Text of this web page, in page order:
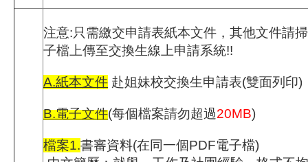
注意:只需繳交申請表紙本文件，其他文件請
子檔上傳至交換生線上申請系統!!
A.紙本文件 赴姐妹校交換生申請表(雙面列印)
B.電子文件(每個檔案請勿超過20MB)
檔案1.書審資料(在同一個PDF電子檔)